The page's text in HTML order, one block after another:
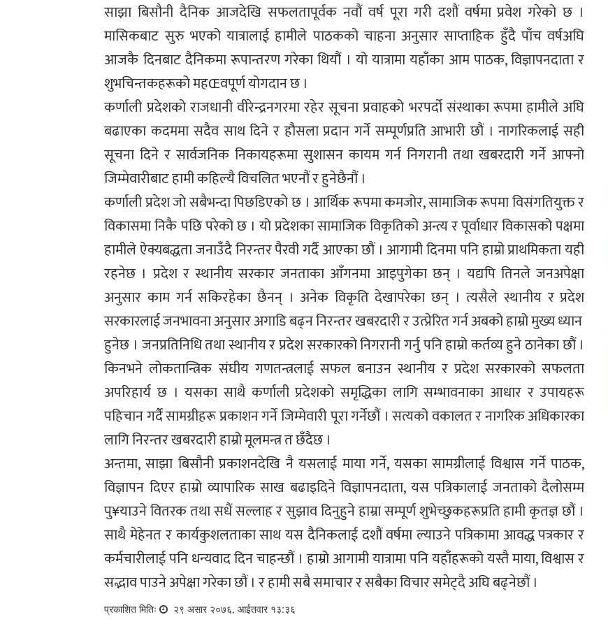
साझा बिसौनी दैनिक आजदेखि सफलतापूर्वक नवौं वर्ष पूरा गरी दशौं वर्षमा प्रवेश गरेको छ ।
मासिकबाट सुरु भएको यात्रालाई हामीले पाठकको चाहना अनुसार साप्ताहिक हुँदै पाँच वर्षअघि
आजकै दिनबाट दैनिकमा रूपान्तरण गरेका थियौं । यो यात्रामा यहाँका आम पाठक, विज्ञापनदाता र
शुभचिन्तकहरूको महŒवपूर्ण योगदान छ ।
कर्णाली प्रदेशको राजधानी वीरेन्द्रनगरमा रहेर सूचना प्रवाहको भरपर्दो संस्थाका रूपमा हामीले अघि
बढाएका कदममा सदैव साथ दिने र हौसला प्रदान गर्ने सम्पूर्णप्रति आभारी छौं । नागरिकलाई सही
सूचना दिने र सार्वजनिक निकायहरूमा सुशासन कायम गर्न निगरानी तथा खबरदारी गर्ने आफ्नो
जिम्मेवारीबाट हामी कहिल्यै विचलित भएनौं र हुनेछैनौं ।
कर्णाली प्रदेश जो सबैभन्दा पिछडिएको छ । आर्थिक रूपमा कमजोर, सामाजिक रूपमा विसंगतियुक्त र
विकासमा निकै पछि परेको छ । यो प्रदेशका सामाजिक विकृतिको अन्त्य र पूर्वाधार विकासको पक्षमा
हामीले ऐक्यबद्धता जनाउँदै निरन्तर पैरवी गर्दै आएका छौं । आगामी दिनमा पनि हाम्रो प्राथमिकता यही
रहनेछ । प्रदेश र स्थानीय सरकार जनताका आँगनमा आइपुगेका छन् । यद्यपि तिनले जनअपेक्षा
अनुसार काम गर्न सकिरहेका छैनन् । अनेक विकृति देखापरेका छन् । त्यसैले स्थानीय र प्रदेश
सरकारलाई जनभावना अनुसार अगाडि बढ्न निरन्तर खबरदारी र उत्प्रेरित गर्न अबको हाम्रो मुख्य ध्यान
हुनेछ । जनप्रतिनिधि तथा स्थानीय र प्रदेश सरकारको निगरानी गर्नु पनि हाम्रो कर्तव्य हुने ठानेका छौं ।
किनभने लोकतान्त्रिक संघीय गणतन्त्रलाई सफल बनाउन स्थानीय र प्रदेश सरकारको सफलता
अपरिहार्य छ । यसका साथै कर्णाली प्रदेशको समृद्धिका लागि सम्भावनाका आधार र उपायहरू
पहिचान गर्दै सामग्रीहरू प्रकाशन गर्ने जिम्मेवारी पूरा गर्नेछौं । सत्यको वकालत र नागरिक अधिकारका
लागि निरन्तर खबरदारी हाम्रो मूलमन्त्र त छँदैछ ।
अन्तमा, साझा बिसौनी प्रकाशनदेखि नै यसलाई माया गर्ने, यसका सामग्रीलाई विश्वास गर्ने पाठक,
विज्ञापन दिएर हाम्रो व्यापारिक साख बढाइदिने विज्ञापनदाता, यस पत्रिकालाई जनताको दैलोसम्म
पु¥याउने वितरक तथा सधैं सल्लाह र सुझाव दिनुहुने हाम्रा सम्पूर्ण शुभेच्छुकहरूप्रति हामी कृतज्ञ छौं ।
साथै मेहेनत र कार्यकुशलताका साथ यस दैनिकलाई दशौं वर्षमा ल्याउने पत्रिकामा आवद्ध पत्रकार र
कर्मचारीलाई पनि धन्यवाद दिन चाहन्छौं । हाम्रो आगामी यात्रामा पनि यहाँहरूको यस्तै माया, विश्वास र
सद्भाव पाउने अपेक्षा गरेका छौं । र हामी सबै समाचार र सबैका विचार समेट्दै अघि बढ्नेछौं ।
प्रकाशित मितिः २९ असार २०७६, आईतवार १३:३६